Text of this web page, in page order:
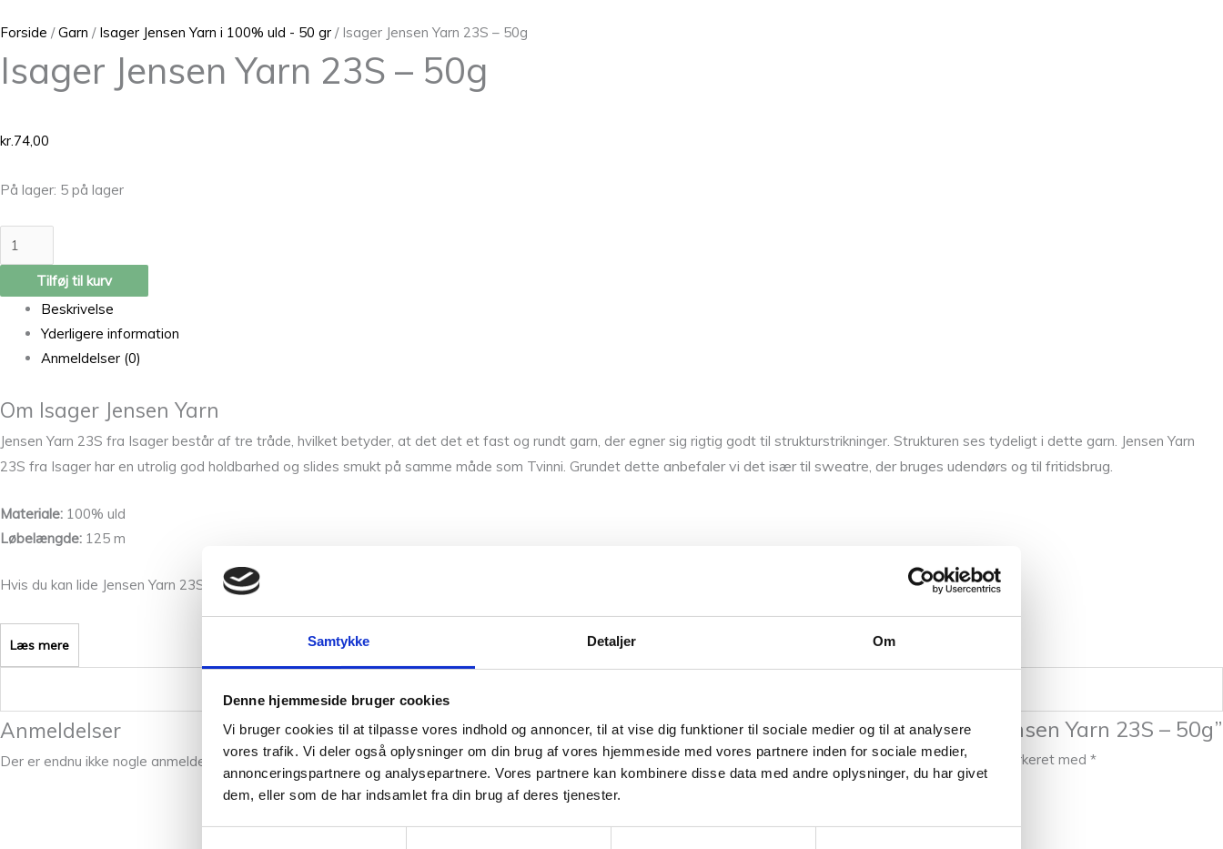
Samtykke Detaljer Om
Denne hjemmeside bruger cookies
Vi bruger cookies til at tilpasse vores indhold og annoncer, til at vise dig funktioner til sociale medier og til at analysere
vores trafik. Vi deler også oplysninger om din brug af vores hjemmeside med vores partnere inden for sociale medier,
annonceringspartnere og analysepartnere. Vores partnere kan kombinere disse data med andre oplysninger, du har givet
dem, eller som de har indsamlet fra din brug af deres tjenester.
Forside /Garn / Isager Jensen Yarn i 100% uld - 50 gr / Isager Jensen Yarn 23S – 50g
Isager Jensen Yarn 23S – 50g
kr.74,00
På lager: 5 på lager
Tilføj til kurv
Beskrivelse
Yderligere information
Anmeldelser (0)
Om Isager Jensen Yarn
Jensen Yarn 23S fra Isager består af tre tråde, hvilket betyder, at det det et fast og rundt garn, der egner sig rigtig godt til strukturstrikninger. Strukturen ses tydeligt i dette garn. Jensen Yarn
23S fra Isager har en utrolig god holdbarhed og slides smukt på samme måde som Tvinni. Grundet dette anbefaler vi det især til sweatre, der bruges udendørs og til fritidsbrug.
Materiale: 100% uld
Løbelængde: 125 m
Hvis du kan lide Jensen Yarn 23S vil du måske også kunne de andre garner vi har fra Isager som f.eks.
Læs mere
Anmeldelser
Der er endnu ikke nogle anmeldelser.
Vær den første til at anmelde “Isager Jensen Yarn 23S – 50g”
Din e-mailadresse vil ikke blive publiceret. Krævede felter er markeret med *